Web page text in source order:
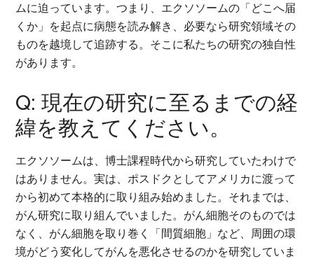
ムに迫っています。つまり、エクソソームの「どこへ届
くか」を起点に病態を読み解き、必要なら研究領域その
ものを越境して追跡する。そこに私たちの研究の独自性
があります。
Q: 現在の研究に至るまでの経
緯を教えてください。
エクソソームは、博士課程時代から研究していたわけで
はありません。実は、ポスドクとしてアメリカに渡って
から初めて本格的に取り組み始めました。それまでは、
がん研究に取り組んでいました。がん細胞そのものでは
なく、がん細胞を取り巻く「間質細胞」など、周囲の環
境がどう変化してがんを悪化させるのかを研究していま